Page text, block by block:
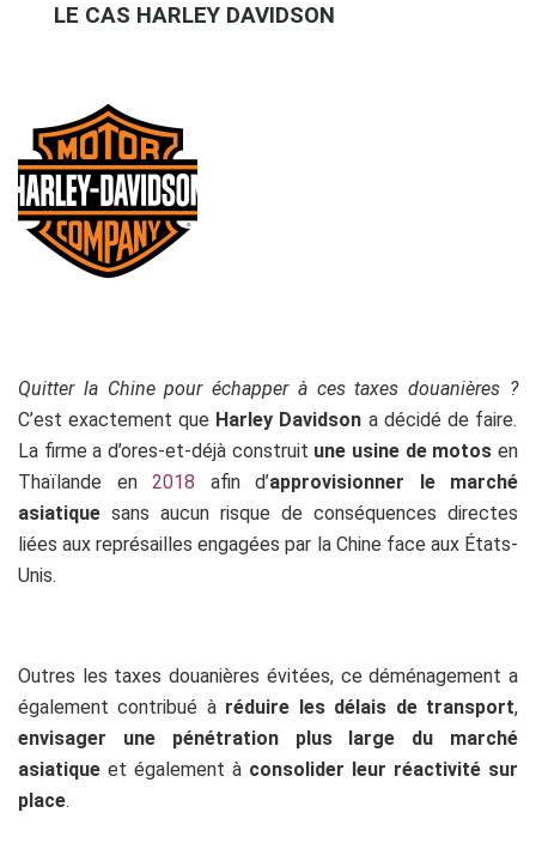
LE CAS HARLEY DAVIDSON
Quitter la Chine pour échapper à ces taxes douanières ?
C’est exactement que Harley Davidson a décidé de faire.
La firme a d’ores-et-déjà construit une usine de motos en
Thaïlande en 2018 afin d’approvisionner le marché
asiatique sans aucun risque de conséquences directes
liées aux représailles engagées par la Chine face aux États-
Unis.
Outres les taxes douanières évitées, ce déménagement a
également contribué à réduire les délais de transport,
envisager une pénétration plus large du marché
asiatique et également à consolider leur réactivité sur
place.